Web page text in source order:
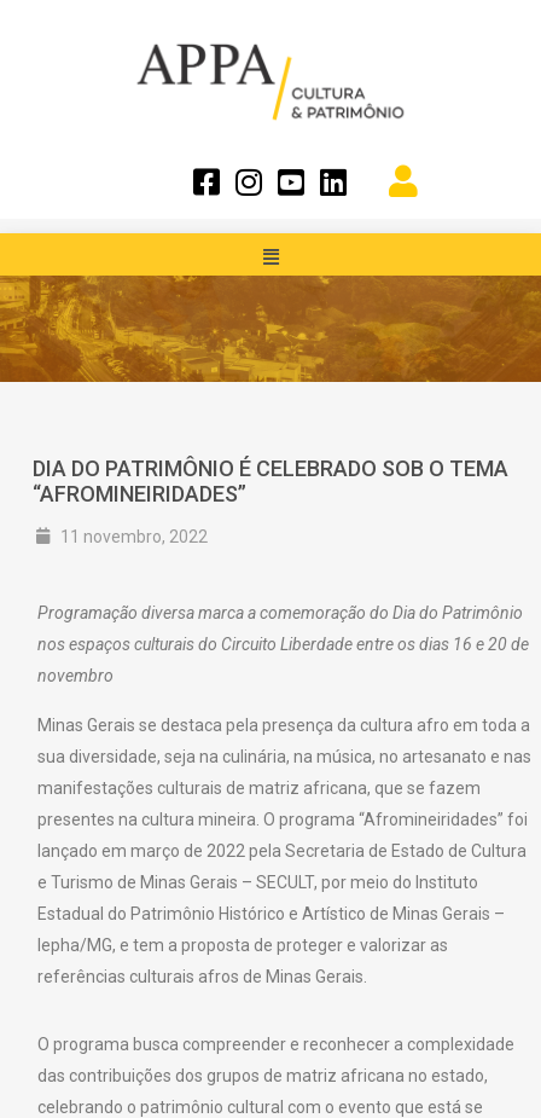
DIA DO PATRIMÔNIO É CELEBRADO SOB O TEMA
“AFROMINEIRIDADES”
11 novembro, 2022
Programação diversa marca a comemoração do Dia do Patrimônio
nos espaços culturais do Circuito Liberdade entre os dias 16 e 20 de
novembro
Minas Gerais se destaca pela presença da cultura afro em toda a
sua diversidade, seja na culinária, na música, no artesanato e nas
manifestações culturais de matriz africana, que se fazem
presentes na cultura mineira. O programa “Afromineiridades” foi
lançado em março de 2022 pela Secretaria de Estado de Cultura
e Turismo de Minas Gerais – SECULT, por meio do Instituto
Estadual do Patrimônio Histórico e Artístico de Minas Gerais –
Iepha/MG, e tem a proposta de proteger e valorizar as
referências culturais afros de Minas Gerais.
O programa busca compreender e reconhecer a complexidade
das contribuições dos grupos de matriz africana no estado,
celebrando o patrimônio cultural com o evento que está se